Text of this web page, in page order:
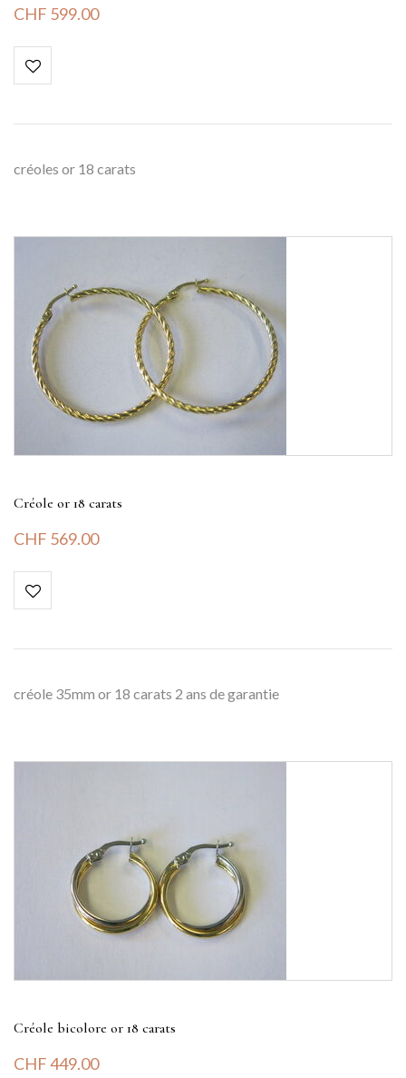
CHF 599.00
créoles or 18 carats
Créole or 18 carats
CHF 569.00
créole 35mm or 18 carats 2 ans de garantie
Créole bicolore or 18 carats
CHF449.00